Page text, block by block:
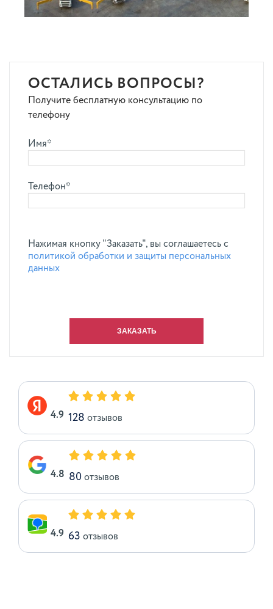
ОСТАЛИСЬ ВОПРОСЫ?
Получите бесплатную консультацию по
телефону
Имя*
Телефон*
Нажимая кнопку "Заказать", вы соглашаетесь с
политикой обработки и защиты персональных
данных
4.9 128 отзывов
4.8 80 отзывов
4.9 63 отзывов